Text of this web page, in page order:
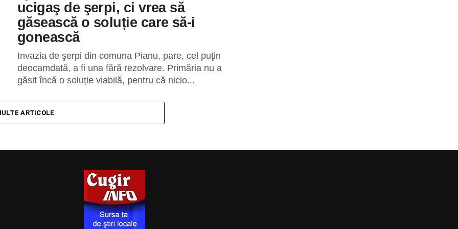
ucigaş de şerpi, ci vrea să
găsească o soluție care să-i
gonească
Invazia de şerpi din comuna Pianu, pare, cel puţin
deocamdată, a fi una fără rezolvare. Primăria nu a
găsit încă o soluţie viabilă, pentru că nicio...
ARTICOLE